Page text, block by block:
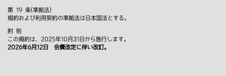
第 19 条(準拠法)
規約および利用契約の準拠法は日本国法とする。
附 則
この規約は、2025年10月31日から施行します。
2026年6月12日 会費改定に伴い改訂。